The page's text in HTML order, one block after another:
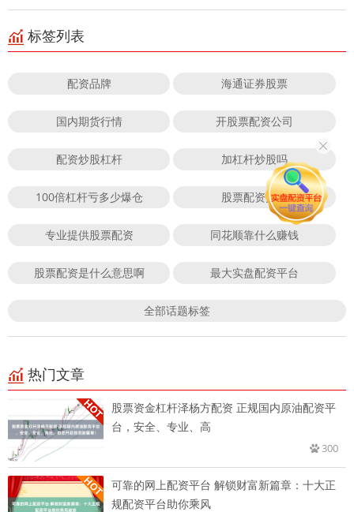
标签列表
配资品牌 海通证券股票
国内期货行情 开股票配资公司
配资炒股杠杆 加杠杆炒股吗
100倍杠杆亏多少爆仓 股票配资排名
专业提供股票配资 同花顺靠什么赚钱
股票配资是什么意思啊 最大实盘配资平台
全部话题标签
热门文章
股票资金杠杆泽杨方配资 正规国内原油配资平
台，安全、专业、高
300
可靠的网上配资平台 解锁财富新篇章：十大正
规配资平台助你乘风